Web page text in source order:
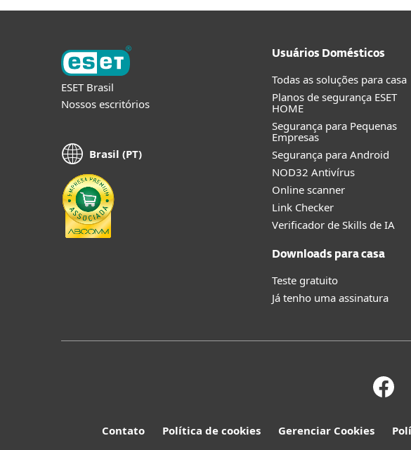
ESET Brasil
Nossos escritórios
Brasil (PT)
Usuários Domésticos
Todas as soluções para casa
Planos de segurança ESET
HOME
Segurança para Pequenas
Empresas
Segurança para Android
NOD32 Antivírus
Online scanner
Link Checker
Verificador de Skills de IA
Downloads para casa
Teste gratuito
Já tenho uma assinatura
Contato Política de cookies Gerenciar Cookies